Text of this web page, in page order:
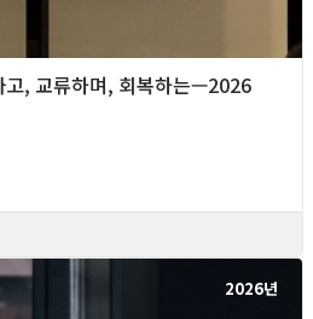
, 교류하며, 회복하는—2026
2026년